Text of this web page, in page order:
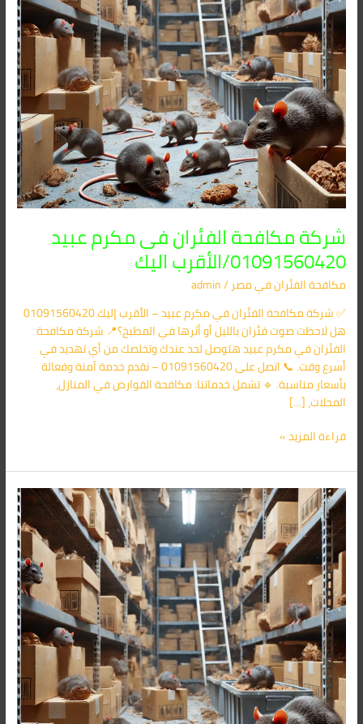
شركة مكافحة الفئران فى مكرم عبيد
01091560420/الأقرب اليك
مكافحة الفئران​ في مصر/
admin
✅ شركة مكافحة الفئران في مكرم عبيد – الأقرب إليك 01091560420
هل لاحظت صوت فئران بالليل أو أثرها في المطبخ؟📍 شركة مكافحة
الفئران في مكرم عبيد هتوصل لحد عندك وتخلصك من أي تهديد في
أسرع وقت. 📞 اتصل على 01091560420 – نقدم خدمة آمنة وفعالة
بأسعار مناسبة. 🔹 تشمل خدماتنا: مكافحة القوارض في المنازل،
المحلات، […]
الأقرب
اليك
قراءة المزيد »
شركة
مكافحة
الفئران
فى
عباس
العقاد
01091560420/
الأقرب
اليك